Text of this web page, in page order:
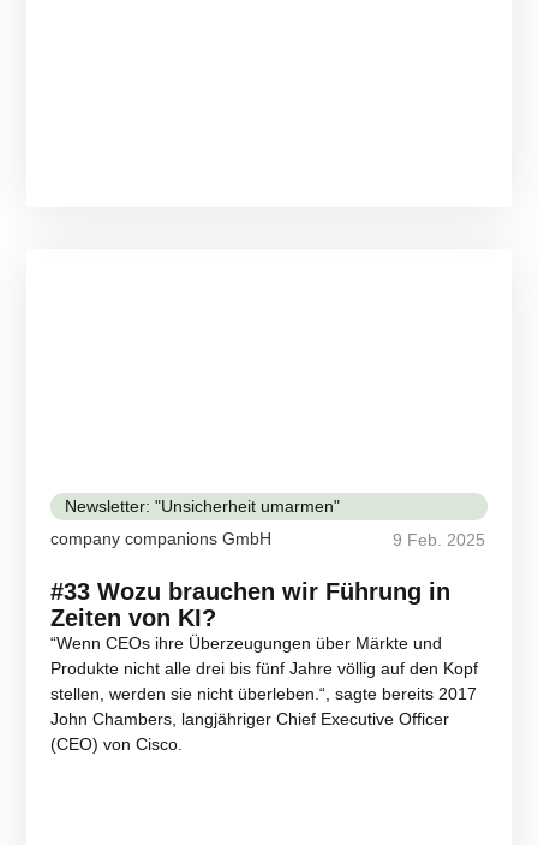
Newsletter: "Unsicherheit umarmen"
company companions GmbH
9 Feb. 2025
#33 Wozu brauchen wir Führung in
Zeiten von KI?
“Wenn CEOs ihre Überzeugungen über Märkte und
Produkte nicht alle drei bis fünf Jahre völlig auf den Kopf
stellen, werden sie nicht überleben.“, sagte bereits 2017
John Chambers, langjähriger Chief Executive Officer
(CEO) von Cisco.